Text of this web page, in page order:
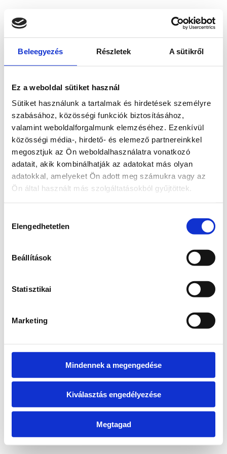
Beleegyezés Részletek A sütikről
Ez a weboldal sütiket használ
Sütiket használunk a tartalmak és hirdetések személyre
szabásához, közösségi funkciók biztosításához,
valamint weboldalforgalmunk elemzéséhez. Ezenkívül
közösségi média-, hirdető- és elemező partnereinkkel
megosztjuk az Ön weboldalhasználatra vonatkozó
adatait, akik kombinálhatják az adatokat más olyan
adatokkal, amelyeket Ön adott meg számukra vagy az
Ön által használt más szolgáltatásokból gyűjtöttek.
kiválasztása
Elengedhetetlen
Beállítások
Statisztikai
Marketing
Mindennek a megengedése
Kiválasztás engedélyezése
Megtagad
loadingwww.bicapp.hu
(see the browser console for more